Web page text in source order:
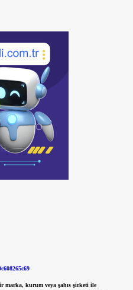
marka, kurum veya şahıs şirketi ile